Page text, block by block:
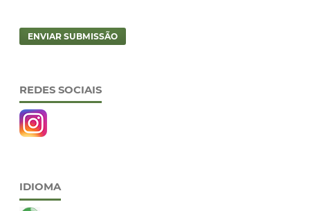
ENVIAR SUBMISSÃO
REDES SOCIAIS
IDIOMA